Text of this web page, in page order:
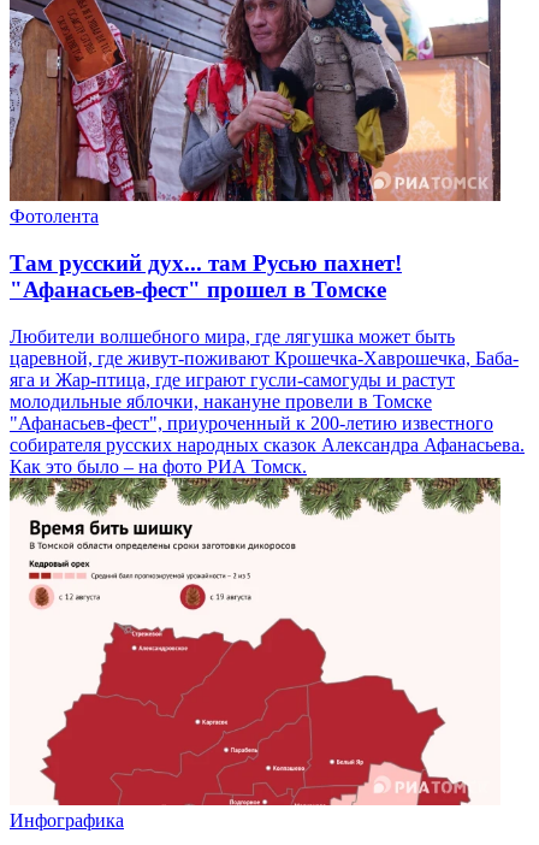
Фотолента
Там русский дух... там Русью пахнет!
"Афанасьев-фест" прошел в Томске
Любители волшебного мира, где лягушка может быть
царевной, где живут-поживают Крошечка-Хаврошечка, Баба-
яга и Жар-птица, где играют гусли-самогуды и растут
молодильные яблочки, накануне провели в Томске
"Афанасьев-фест", приуроченный к 200-летию известного
собирателя русских народных сказок Александра Афанасьева.
Как это было – на фото РИА Томск.
Инфографика